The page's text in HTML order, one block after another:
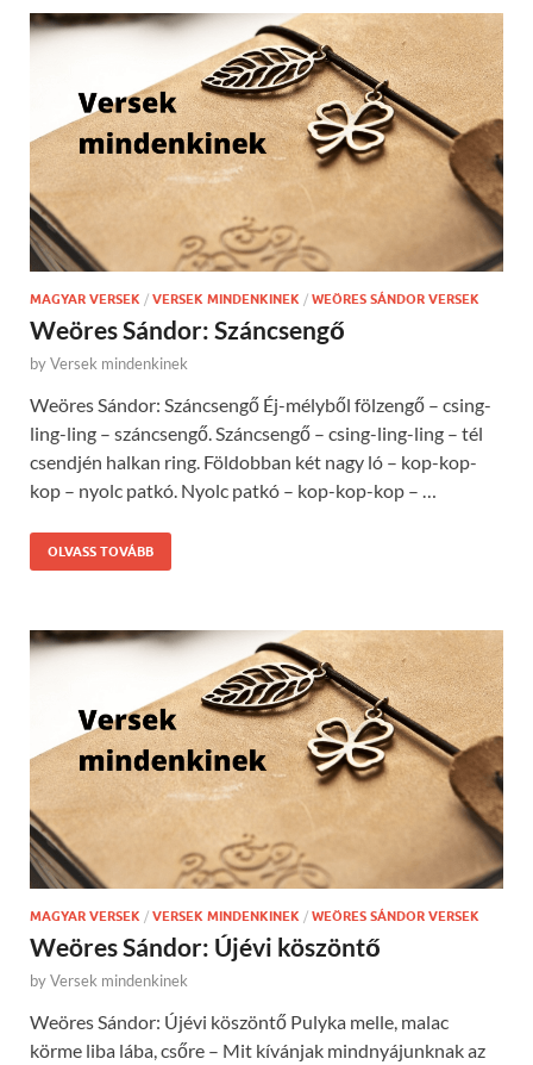
MAGYAR VERSEK / VERSEK MINDENKINEK / WEÖRES SÁNDOR VERSEK
Weöres Sándor: Száncsengő
byVersek mindenkinek
Weöres Sándor: Száncsengő Éj-mélyből fölzengő – csing-
ling-ling – száncsengő. Száncsengő – csing-ling-ling – tél
csendjén halkan ring. Földobban két nagy ló – kop-kop-
kop – nyolc patkó. Nyolc patkó – kop-kop-kop – …
OLVASS TOVÁBB
MAGYAR VERSEK / VERSEK MINDENKINEK / WEÖRES SÁNDOR VERSEK
Weöres Sándor: Újévi köszöntő
byVersek mindenkinek
Weöres Sándor: Újévi köszöntő Pulyka melle, malac
körme liba lába, csőre – Mit kívánjak mindnyájunknak az